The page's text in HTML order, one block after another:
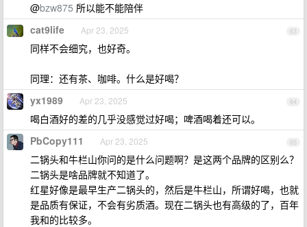
@bzw875 所以能不能陪伴
63
cat9life Apr 23, 2025
同样不会细究，也好奇。
同理：还有茶、咖啡。什么是好喝？
64
yx1989 Apr 23, 2025
喝白酒好的差的几乎没感觉过好喝；啤酒喝着还可以。
65
PbCopy111 Apr 23, 2025
二锅头和牛栏山你问的是什么问题啊？是这两个品牌的区别么？
二锅头是啥品牌就不知道了。
红星好像是最早生产二锅头的，然后是牛栏山，所谓好喝，也就
是品质有保证，不会有劣质酒。现在二锅头也有高级的了，百年
我和的比较多。